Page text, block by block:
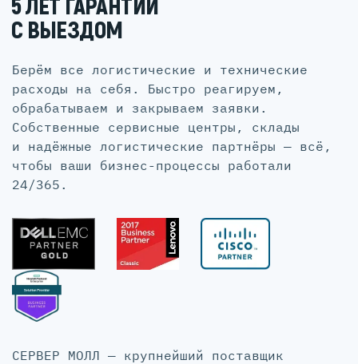
5 ЛЕТ ГАРАНТИИ
С ВЫЕЗДОМ
Берём все логистические и технические
расходы на себя. Быстро реагируем,
обрабатываем и закрываем заявки.
Собственные сервисные центры, склады
и надёжные логистические партнёры — всё,
чтобы ваши бизнес-процессы работали
24/365.
СЕРВЕР МОЛЛ — крупнейший поставщик